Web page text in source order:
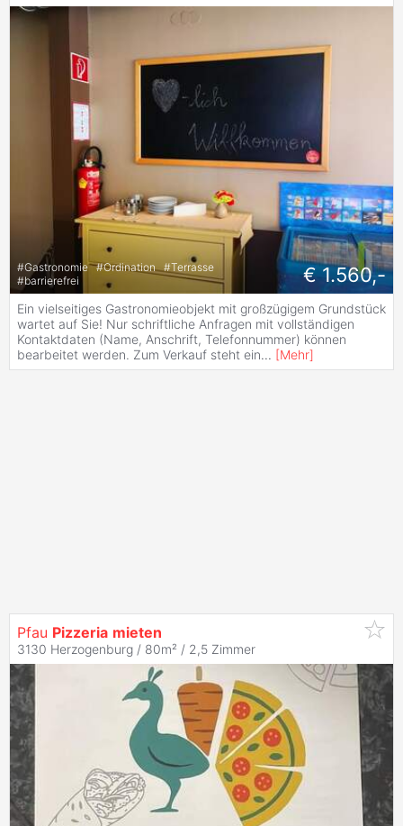
#Gastronomie #Ordination #Terrasse
#barrierefrei € 1.560,-
Ein vielseitiges Gastronomieobjekt mit großzügigem Grundstück
wartet auf Sie! Nur schriftliche Anfragen mit vollständigen
Kontaktdaten (Name, Anschrift, Telefonnummer) können
bearbeitet werden. Zum Verkauf steht ein... [Mehr]
Pfau Pizzeria mieten
3130 Herzogenburg / 80m² / 2,5 Zimmer